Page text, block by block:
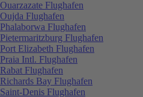
Ouarzazate Flughafen
Oujda Flughafen
Phalaborwa Flughafen
Pietermaritzburg Flughafen
Port Elizabeth Flughafen
Praia Intl. Flughafen
Rabat Flughafen
Richards Bay Flughafen
Saint-Denis Flughafen